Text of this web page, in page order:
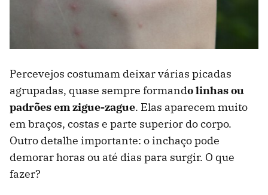
Percevejos costumam deixar várias picadas
agrupadas, quase sempre formando linhas ou
padrões em zigue-zague. Elas aparecem muito
em braços, costas e parte superior do corpo.
Outro detalhe importante: o inchaço pode
demorar horas ou até dias para surgir. O que
fazer?